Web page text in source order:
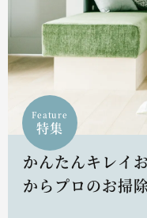
Feature
特集
かんたんキレイ
からプロのお掃